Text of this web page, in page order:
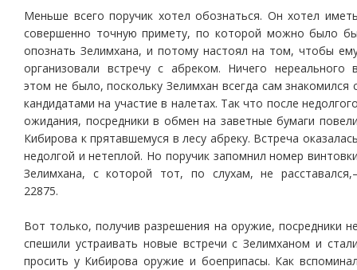
Меньше всего поручик хотел обознаться. Он хотел
совершенно точную примету, по которой можно было
опознать Зелимхана, и потому настоял на том, чтобы
организовали встречу с абреком. Ничего нереального
этом не было, поскольку Зелимхан всегда сам знакомился
кандидатами на участие в налетах. Так что после
ожидания, посредники в обмен на заветные бумаги
Кибирова к прятавшемуся в лесу абреку. Встреча
недолгой и нетеплой. Но поручик запомнил номер
Зелимхана, с которой тот, по слухам, не
22875.
Вот только, получив разрешения на оружие, посредники
спешили устраивать новые встречи с Зелимханом и
просить у Кибирова оружие и боеприпасы. Как